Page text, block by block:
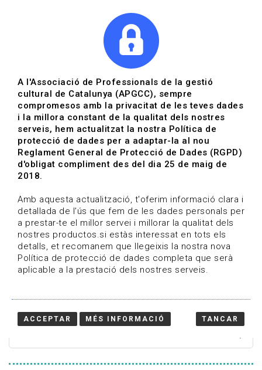
Actualitza't
Vols estar al dia?
HOME / BLOG
Estigues al dia
Convocatòries, activitats i notícies del sector de la
cultura.
A l'Associació de Professionals de la gestió
cultural de Catalunya (APGCC), sempre
compromesos amb la privacitat de les teves dades
i la millora constant de la qualitat dels nostres
serveis, hem actualitzat la nostra Política de
protecció de dades per a adaptar-la al nou
Reglament General de Protecció de Dades (RGPD)
d'obligat compliment des del dia 25 de maig de
2018.
Amb aquesta actualització, t'oferim informació clara i
detallada de l'ús que fem de les dades personals per
a prestar-te el millor servei i millorar la qualitat dels
nostres productos.si estàs interessat en tots els
detalls, et recomanem que llegeixis la nostra nova
Política de protecció de dades completa que serà
aplicable a la prestació dels nostres serveis.
ACCEPTAR MÉS INFORMACIÓ TANCAR